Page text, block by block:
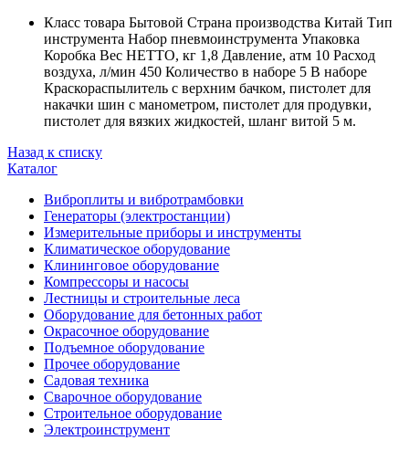
Класс товара Бытовой Страна производства Китай Тип
инструмента Набор пневмоинструмента Упаковка
Коробка Вес НЕТТО, кг 1,8 Давление, атм 10 Расход
воздуха, л/мин 450 Количество в наборе 5 В наборе
Краскораспылитель с верхним бачком, пистолет для
накачки шин с манометром, пистолет для продувки,
пистолет для вязких жидкостей, шланг витой 5 м.
Назад к списку
Каталог
Виброплиты и вибротрамбовки
Генераторы (электростанции)
Измерительные приборы и инструменты
Климатическое оборудование
Клининговое оборудование
Компрессоры и насосы
Лестницы и строительные леса
Оборудование для бетонных работ
Окрасочное оборудование
Подъемное оборудование
Прочее оборудование
Садовая техника
Сварочное оборудование
Строительное оборудование
Электроинструмент